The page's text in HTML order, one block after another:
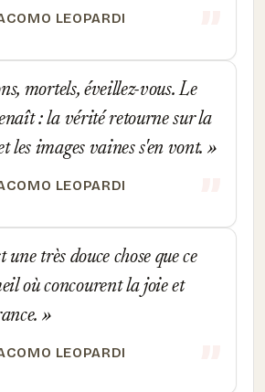
LEOPARDI
mortels, éveillez-vous. Le
: la vérité retourne sur la
les images vaines s'en vont.
LEOPARDI
une très douce chose que ce
où concourent la joie et
LEOPARDI